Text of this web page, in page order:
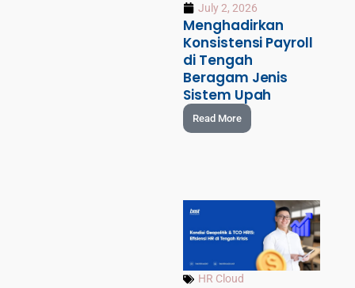
July 2, 2026
Menghadirkan
Konsistensi Payroll
di Tengah
Beragam Jenis
Sistem Upah
Read More
HR Cloud